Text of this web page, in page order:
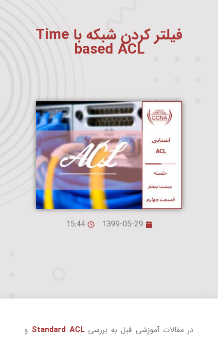
فیلتر کردن شبکه با Time
based ACL
1399-05-29
15:44
در مقالات آموزشی قبل به بررسیStandard ACL و